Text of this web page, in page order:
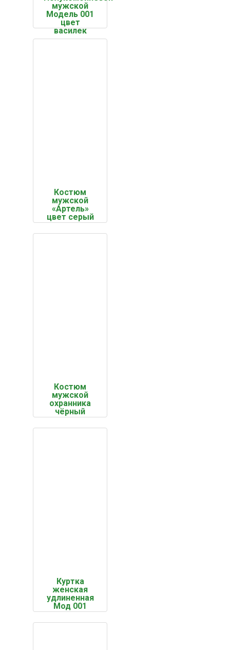
мужской
Модель 001
цвет
василек
Костюм
мужской
«Артель»
цвет серый
Костюм
мужской
охранника
чёрный
Куртка
женская
удлиненная
Мод 001